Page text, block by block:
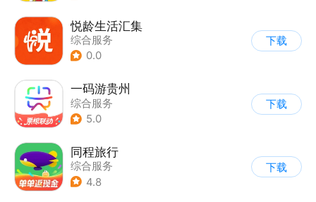
悦龄生活汇集
综合服务
0.0
下载
一码游贵州
综合服务
5.0
下载
同程旅行
综合服务
4.8
下载